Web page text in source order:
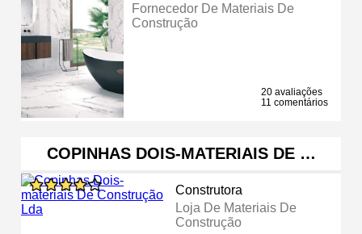
Fornecedor De Materiais De
Construção
20 avaliações
11 comentários
COPINHAS DOIS-MATERIAIS DE …
Construtora
Loja De Materiais De
Construção